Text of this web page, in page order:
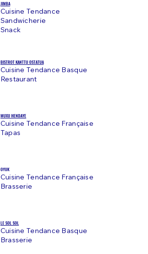
JIMBA
Cuisine Tendance
Sandwicherie
Snack
BISTROT KANTTU OSTATUA
Cuisine Tendance Basque
Restaurant
MUXU HENDAYE
Cuisine Tendance Française
Tapas
OYUK
Cuisine Tendance Française
Brasserie
LE SOL SOL
Cuisine Tendance Basque
Brasserie